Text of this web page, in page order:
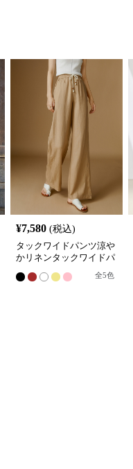
¥7,580 (税込)
タックワイドパンツ涼や
かリネンタックワイドパ
全5色